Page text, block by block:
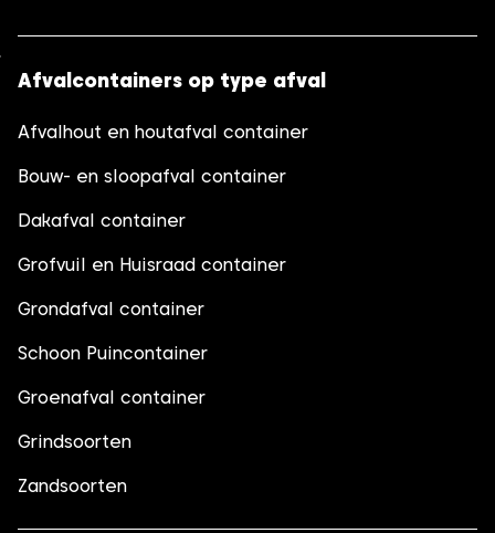
Afvalcontainers op type afval
Afvalhout en houtafval container
Bouw- en sloopafval container
Dakafval container
Grofvuil en Huisraad container
Grondafval container
Schoon Puincontainer
Groenafval container
Grindsoorten
Zandsoorten